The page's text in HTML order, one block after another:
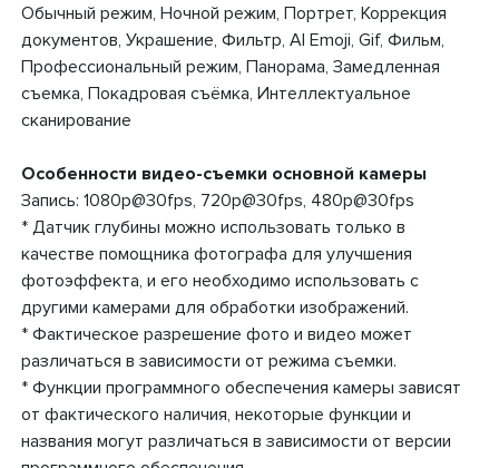
Обычный режим, Ночной режим, Портрет, Коррекция
документов, Украшение, Фильтр, AI Emoji, Gif, Фильм,
Профессиональный режим, Панорама, Замедленная
съемка, Покадровая съёмка, Интеллектуальное
сканирование
Особенности видео-съемки основной камеры
Запись: 1080p@30fps, 720p@30fps, 480p@30fps
* Датчик глубины можно использовать только в
качестве помощника фотографа для улучшения
фотоэффекта, и его необходимо использовать с
другими камерами для обработки изображений.
* Фактическое разрешение фото и видео может
различаться в зависимости от режима съемки.
* Функции программного обеспечения камеры зависят
от фактического наличия, некоторые функции и
названия могут различаться в зависимости от версии